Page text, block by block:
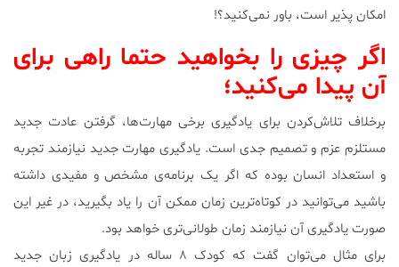
امکان پذیر است، باور نمی‌کنید؟!
اگر چیزی را بخواهید حتما راهی برای
آن پیدا می‌کنید؛
برخلاف تلاش‌کردن برای یادگیری برخی مهارت‌ها، گرفتن عادت جدید
مستلزم عزم و تصمیم جدی است. یادگیری مهارت جدید نیازمند تجربه
و استعداد انسان بوده که اگر یک برنامه‌ی مشخص و مفیدی داشته
باشید می‌توانید در کوتاه‌ترین زمان ممکن آن را یاد بگیرید، در غیر این
صورت یادگیری آن نیازمند زمان طولانی‌تری خواهد بود.
برای مثال می‌توان گفت که کودک ۸ ساله در یادگیری زبان جدید